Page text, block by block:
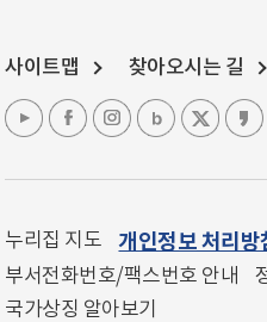
사이트맵 찾아오시는 길
누리집 지도 개인정보 처리방
부서전화번호/팩스번호 안내
국가상징 알아보기